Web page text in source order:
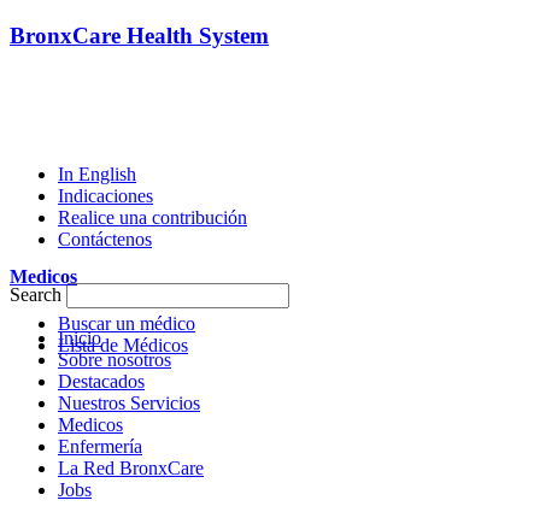
BronxCare Health System
In English
Indicaciones
Realice una contribución
Contáctenos
Search
Inicio
Sobre nosotros
Destacados
Nuestros Servicios
Medicos
Enfermería
La Red BronxCare
Jobs
Medicos
Buscar un médico
Lista de Médicos